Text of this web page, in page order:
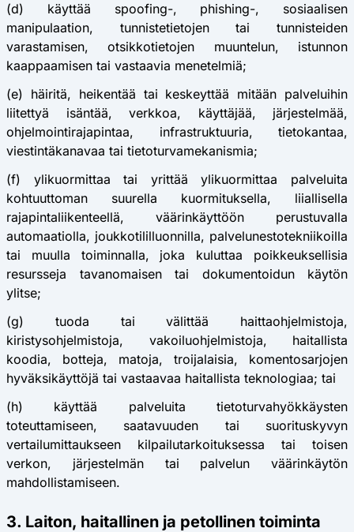
(d) käyttää spoofing-, phishing-, sosiaalisen
manipulaation, tunnistetietojen tai tunnisteiden
varastamisen, otsikkotietojen muuntelun, istunnon
kaappaamisen tai vastaavia menetelmiä;
(e) häiritä, heikentää tai keskeyttää mitään palveluihin
liitettyä isäntää, verkkoa, käyttäjää, järjestelmää,
ohjelmointirajapintaa, infrastruktuuria, tietokantaa,
viestintäkanavaa tai tietoturvamekanismia;
(f) ylikuormittaa tai yrittää ylikuormittaa palveluita
kohtuuttoman suurella kuormituksella, liiallisella
rajapintaliikenteellä, väärinkäyttöön perustuvalla
automaatiolla, joukkotililluonnilla, palvelunestotekniikoilla
tai muulla toiminnalla, joka kuluttaa poikkeuksellisia
resursseja tavanomaisen tai dokumentoidun käytön
ylitse;
(g) tuoda tai välittää haittaohjelmistoja,
kiristysohjelmistoja, vakoiluohjelmistoja, haitallista
koodia, botteja, matoja, troijalaisia, komentosarjojen
hyväksikäyttöjä tai vastaavaa haitallista teknologiaa; tai
(h) käyttää palveluita tietoturvahyökkäysten
toteuttamiseen, saatavuuden tai suorituskyvyn
vertailumittaukseen kilpailutarkoituksessa tai toisen
verkon, järjestelmän tai palvelun väärinkäytön
mahdollistamiseen.
3. Laiton, haitallinen ja petollinen toiminta